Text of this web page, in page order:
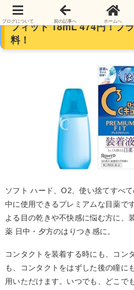
【コンタクト用】ロートC
フィット 18mL 474円！プ
料！
ソフト ハード、O2、使い捨てすべ
中に使用できるプレミアムな目薬で
よる目の乾きや不快感に悩む方に、
薬 日中・夕方のはりつき感に。
コンタクトを装着する時にも、コン
も、コンタクトをはずした後の瞳に
用いただけます。いつでも、どこで
ブログについて 前の記事へ ホームへ